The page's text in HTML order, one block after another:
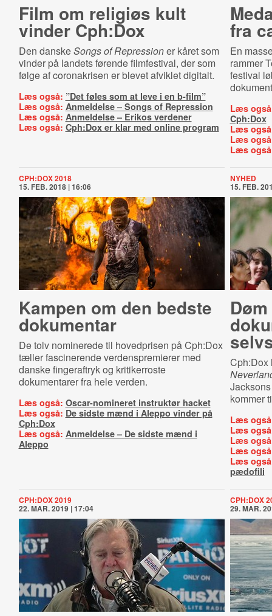
Film om religiøs kult
vinder Cph:Dox
Den danskeSongs of Repressioner kåret som
vinder på landets førende filmfestival, der som
følge af coronakrisen er blevet afviklet digitalt.
Læs også: ”Det føles som at leve i en b-film”
Læs også: Anmeldelse – Songs of Repression
Læs også: Anmeldelse – Erikos verdener
Læs også: Cph:Dox er klar med online program
fra
En
rammer
festival
Læs
Cph:Dox
Læs
Læs
Læs
CPH:DOX 2018
15. FEB. 2018 | 16:06
Kampen om den bedste
dokumentar
De tolv nominerede til hovedprisen på Cph:Dox
tæller fascinerende verdenspremierer med
danske fingeraftryk og kritikerroste
dokumentarer fra hele verden.
Læs også: Oscar-nomineret instruktør hacket
Læs også: De sidste mænd i Aleppo vinder på
Cph:Dox
Læs også: Anmeldelse – De sidste mænd i
Aleppo
NYHED
15. FEB.
Cph:Dox
kommer
Læs
Læs
Læs
Læs
Læs
pædofili
CPH:DOX 2019
22. MAR. 2019 | 17:04
CPH:DOX
29. MAR.